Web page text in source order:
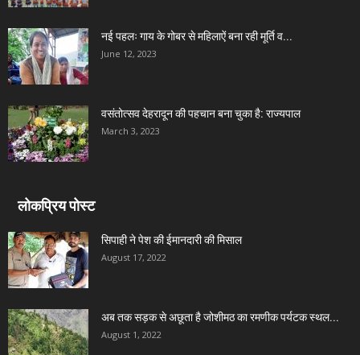
नई पहलः गाय के गोबर से महिलाऐं बना रही मूर्ति व...
June 12, 2023
वसंतोत्सव देहरादून की पहचान बना चुका है: राज्यपाल
March 3, 2023
लोकप्रिय पोस्ट
सिपाही ने पेश की ईमानदारी की मिसाल
August 17, 2022
अब तक सड़क से अछूता है जोशीमठ का रमणीक पर्यटक स्थल...
August 1, 2022